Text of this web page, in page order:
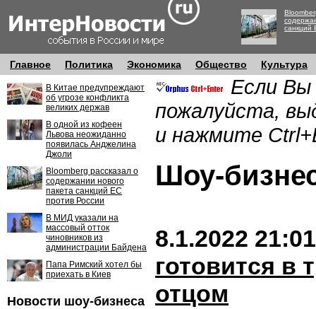
санкций
Главное Политика Экономика Общество Культура
В Китае предупреждают
об угрозе конфликта
великих держав
В одной из кофеен
Львова неожиданно
появилась Анджелина
Джоли
Bloomberg рассказал о
содержании нового
пакета санкций ЕС
против России
В МИД указали на
массовый отток
чиновников из
администрации Байдена
Папа Римский хотел бы
приехать в Киев
Новости шоу-бизнеса
Если Вы
пожалуйста,
и нажмите
Шоу-
8.1.2022 21:01
готовится в
отцом